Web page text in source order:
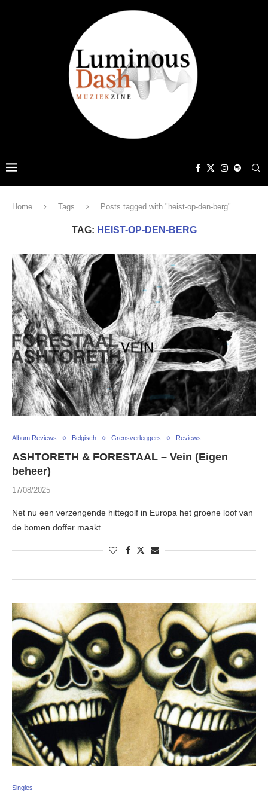
Home Tags Posts tagged with "heist-op-den-berg"
TAG: HEIST-OP-DEN-BERG
Album Reviews Belgisch Grensverleggers Reviews
ASHTORETH & FORESTAAL – Vein (Eigen
beheer)
17/08/2025
Net nu een verzengende hittegolf in Europa het groene loof van
de bomen doffer maakt …
Singles